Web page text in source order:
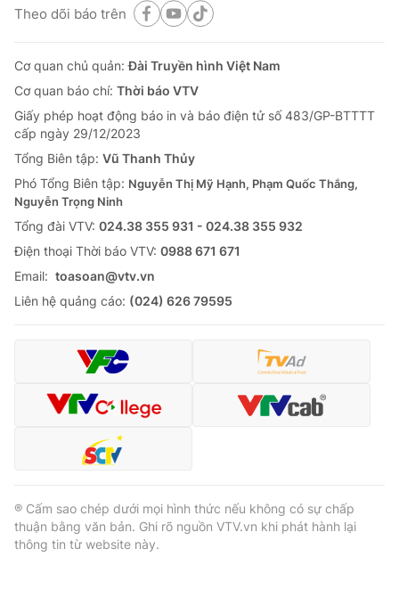
Theo dõi báo trên
Cơ quan chủ quản:Đài Truyền hình Việt Nam
Cơ quan báo chí: Thời báo VTV
Giấy phép hoạt động báo in và báo điện tử số 483/GP-BTTTT
cấp ngày 29/12/2023
Tổng Biên tập: Vũ Thanh Thủy
Phó Tổng Biên tập: Nguyễn Thị Mỹ Hạnh, Phạm Quốc Thắng,
Nguyễn Trọng Ninh
Tổng đài VTV: 024.38 355 931 - 024.38 355 932
Ðiện thoại Thời báo VTV: 0988 671 671
Email: toasoan@vtv.vn
Liên hệ quảng cáo: (024) 626 79595
® Cấm sao chép dưới mọi hình thức nếu không có sự chấp
thuận bằng văn bản. Ghi rõ nguồn VTV.vn khi phát hành lại
thông tin từ website này.